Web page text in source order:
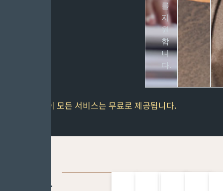
를
지
원
합
니
다.
이 모든 서비스는 무료로 제공됩니다.
브랜드